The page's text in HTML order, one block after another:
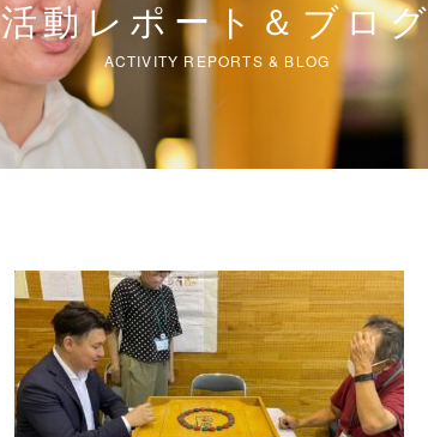
活動レポート＆ブログ
ACTIVITY REPORTS & BLOG